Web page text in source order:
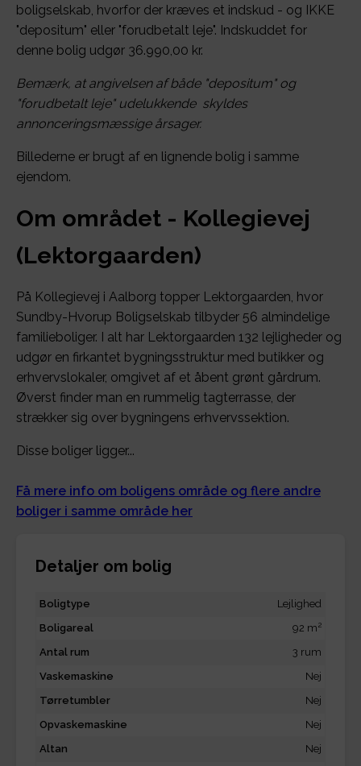
boligselskab, hvorfor der kræves et indskud - og IKKE
"depositum" eller "forudbetalt leje". Indskuddet for
denne bolig udgør 36.990,00 kr.
Bemærk, at angivelsen af både "depositum" og
"forudbetalt leje" udelukkende skyldes
annonceringsmæssige årsager.
Billederne er brugt af en lignende bolig i samme
ejendom.
Om området - Kollegievej
(Lektorgaarden)
På Kollegievej i Aalborg topper Lektorgaarden, hvor
Sundby-Hvorup Boligselskab tilbyder 56 almindelige
familieboliger. I alt har Lektorgaarden 132 lejligheder og
udgør en firkantet bygningsstruktur med butikker og
erhvervslokaler, omgivet af et åbent grønt gårdrum.
Øverst finder man en rummelig tagterrasse, der
strækker sig over bygningens erhvervssektion.
Disse boliger ligger...
Få mere info om boligens område og flere andre
boliger i samme område her
Detaljer om bolig
Boligtype
Lejlighed
Boligareal
92 m2
Antal rum
3 rum
Vaskemaskine
Nej
Tørretumbler
Nej
Opvaskemaskine
Nej
Altan
Nej